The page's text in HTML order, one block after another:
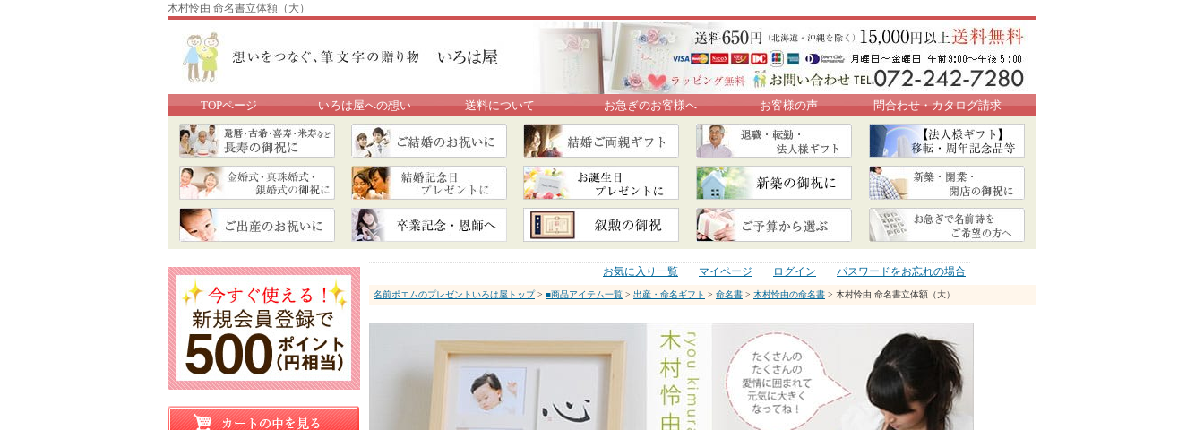
木村怜由 命名書立体額（大）
TOPページ いろは屋への想い 送料について お急ぎのお客様へ お客様の声 問合わせ・カタログ請求
お気に入り一覧 マイページ ログイン パスワードをお忘れの場合
名前ポエムのプレゼントいろは屋トップ> ■商品アイテム一覧 > 出産・命名ギフト > 命名書 > 木村怜由の命名書 > 木村怜由 命名書立体額（大）